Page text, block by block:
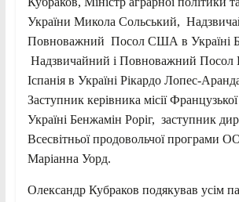
України Микола Сольський,
Повноважний Посол США в Україні
Надзвичайний і Повноважний Посол
Іспанія в Україні Рікардо Лопес-
Заступник керівника місії
Україні Бенжамін Роріг, заступник
Всесвітньої продовольчої програми
Маріанна Уорд.
Олександр Кубраков подякував усім